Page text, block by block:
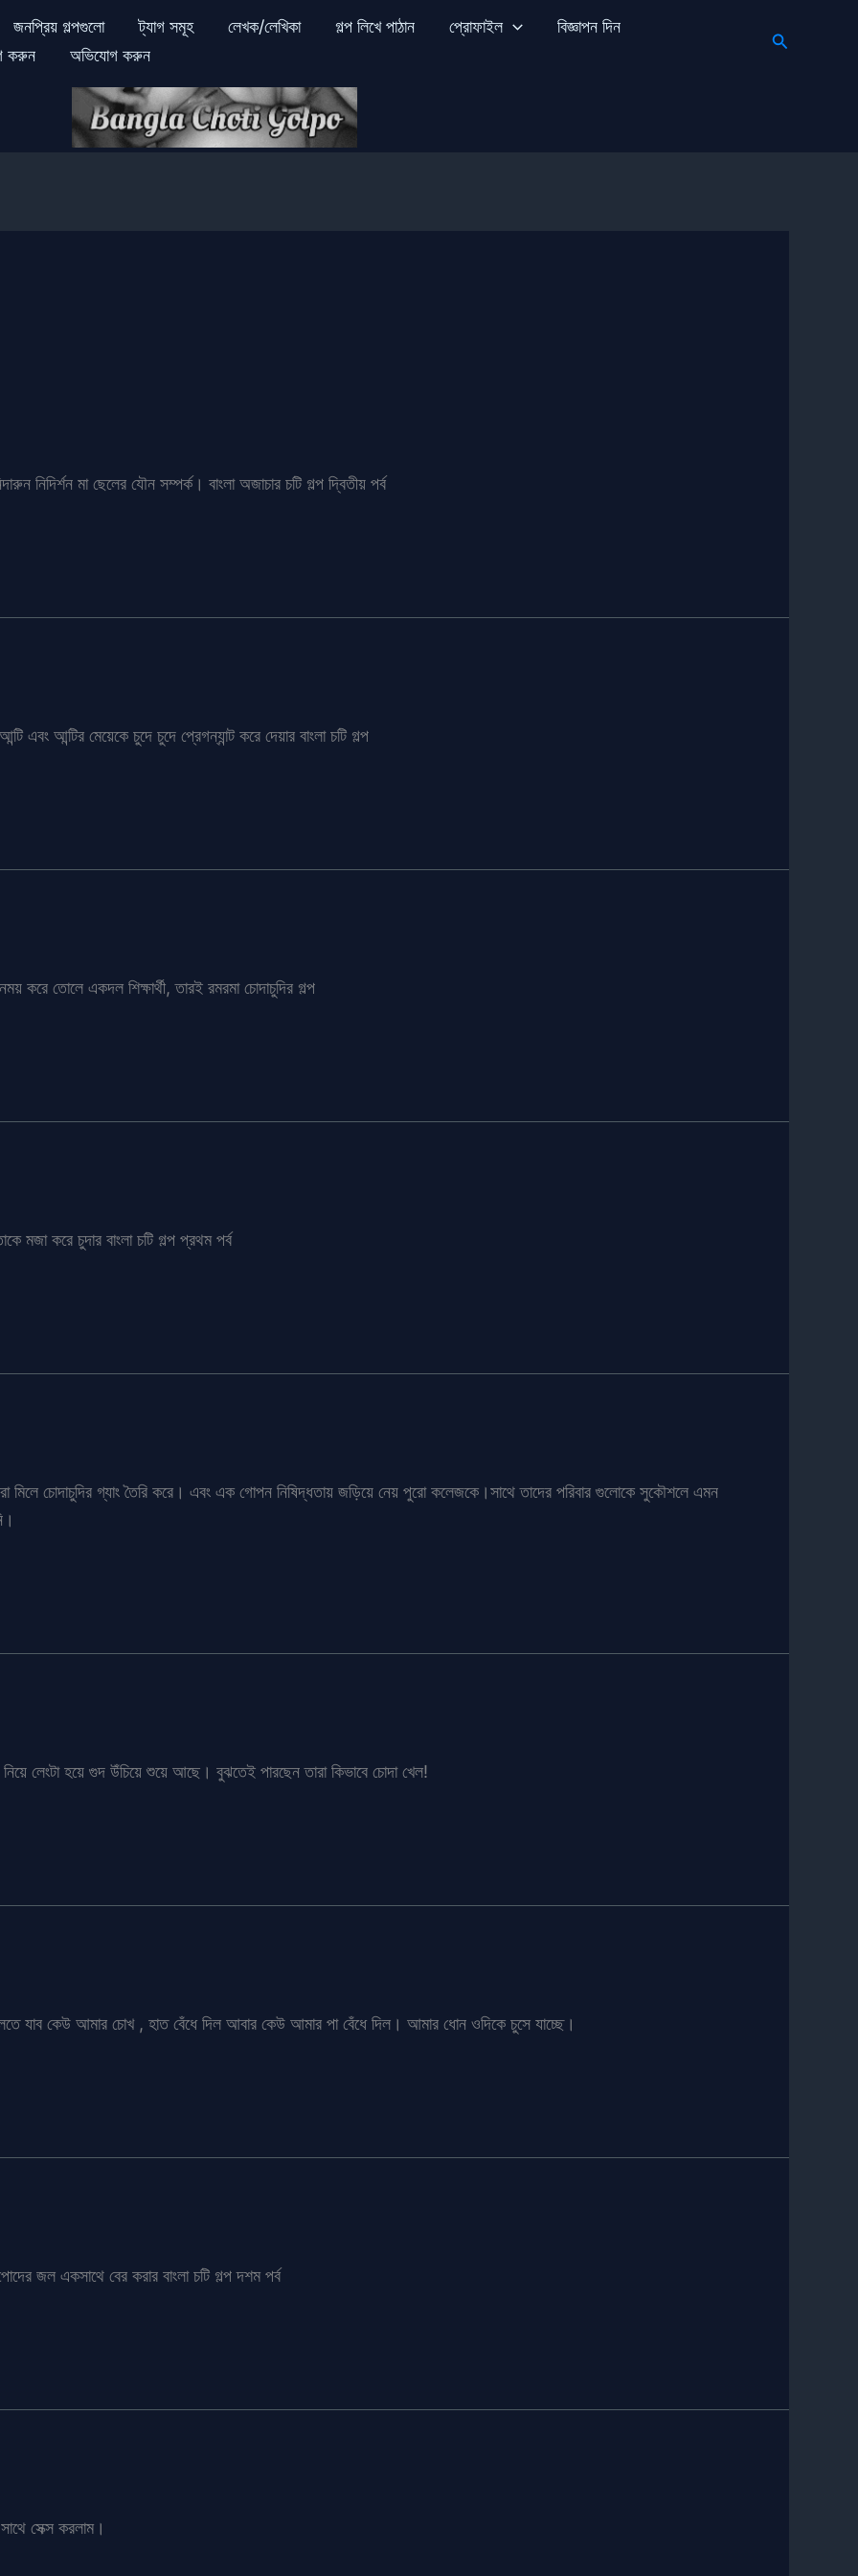
জনপ্রিয় গল্পগুলো ট্যাগ সমূহ লেখক/লেখিকা গল্প লিখে পাঠান প্রোফাইল
বিজ্ঞাপন দিন
করুন অভিযোগ করুন
Search
নিদির্শন মা ছেলের যৌন সম্পর্ক। বাংলা অজাচার চটি গল্প দ্বিতীয় পর্ব
এবং আন্টির মেয়েকে চুদে চুদে প্রেগন্যান্ট করে দেয়ার বাংলা চটি গল্প
করে তোলে একদল শিক্ষার্থী, তারই রমরমা চোদাচুদির গল্প
মজা করে চুদার বাংলা চটি গল্প প্রথম পর্ব
মিলে চোদাচুদির গ্যাং তৈরি করে। এবং এক গোপন নিষিদ্ধতায় জড়িয়ে নেয় পুরো কলেজকে।সাথে তাদের পরিবার গুলোকে সুকৌশলে এমন
নিয়ে লেংটা হয়ে গুদ উঁচিয়ে শুয়ে আছে। বুঝতেই পারছেন তারা কিভাবে চোদা খেল!
যাব কেউ আমার চোখ , হাত বেঁধে দিল আবার কেউ আমার পা বেঁধে দিল। আমার ধোন ওদিকে চুসে যাচ্ছে।
জল একসাথে বের করার বাংলা চটি গল্প দশম পর্ব
সেক্স করলাম।